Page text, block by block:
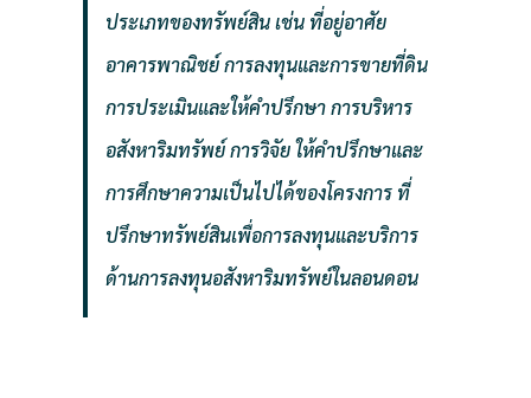
ประเภทของทรัพย์สิน เช่น ที่อยู่อาศัย
อาคารพาณิชย์ การลงทุนและการขายที่ดิน
การประเมินและให้คำปรึกษา การบริหาร
อสังหาริมทรัพย์ การวิจัย ให้คำปรึกษาและ
การศึกษาความเป็นไปได้ของโครงการ ที่
ปรึกษาทรัพย์สินเพื่อการลงทุนและบริการ
ด้านการลงทุนอสังหาริมทรัพย์ในลอนดอน